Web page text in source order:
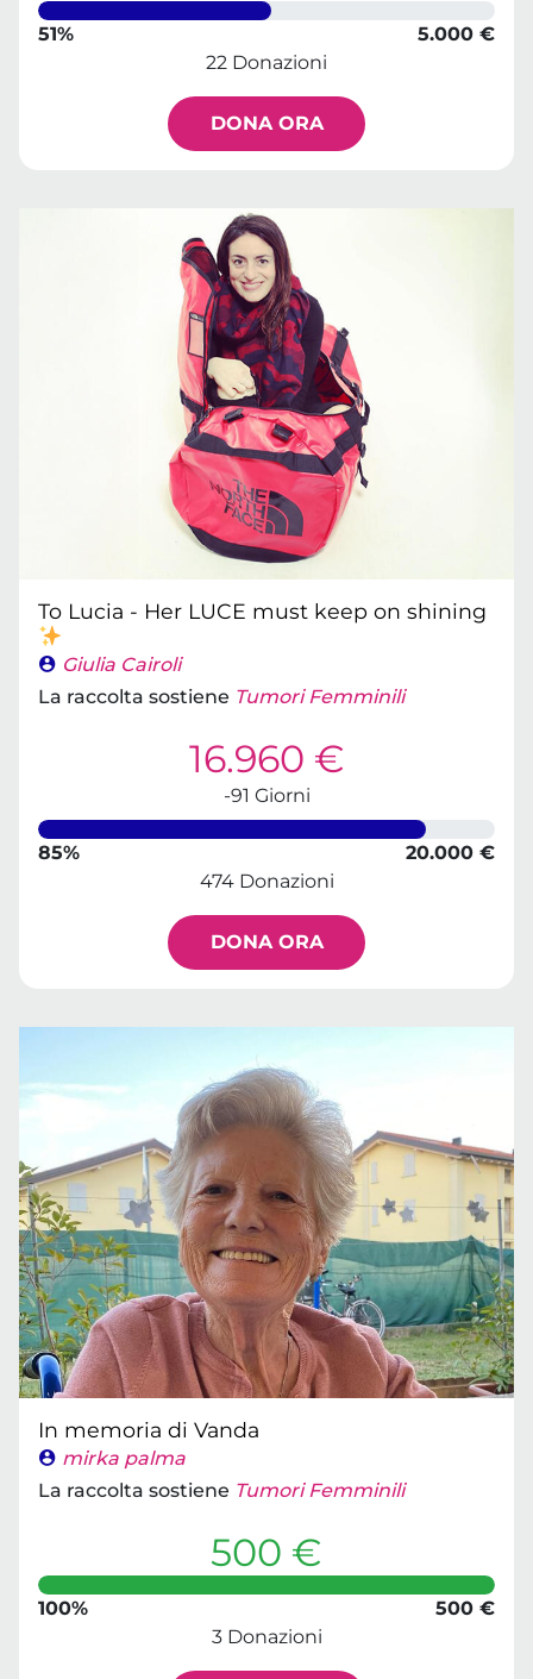
51%
5.000 €
22 Donazioni
DONA ORA
To Lucia - Her LUCE must keep on shining
Giulia Cairoli
La raccolta sostiene Tumori Femminili
16.960 €
-91 Giorni
85%
20.000 €
474 Donazioni
DONA ORA
In memoria di Vanda
mirka palma
La raccolta sostiene Tumori Femminili
500 €
100%
500 €
3 Donazioni